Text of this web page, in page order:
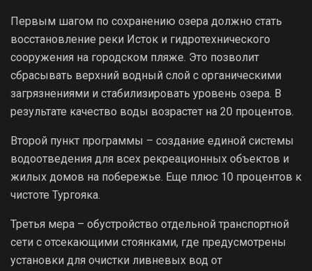
Первым шагом по сохранению озера должно стать
восстановление реки Исток и гидротехнического
сооружения на городском пляже. Это позволит
сбрасывать верхний водный слой с органическими
загрязнениями и стабилизировать уровень озера. В
результате качество воды возрастет на 20 процентов.
Второй пункт программы – создание единой системы
водоотведения для всех рекреационных объектов и
жилых домов на побережье. Еще плюс 10 процентов к
чистоте Тургояка.
Третья мера – обустройство отдельной транспортной
сети с отсекающими стоянками, где предусмотрены
установки для очистки ливневых вод от